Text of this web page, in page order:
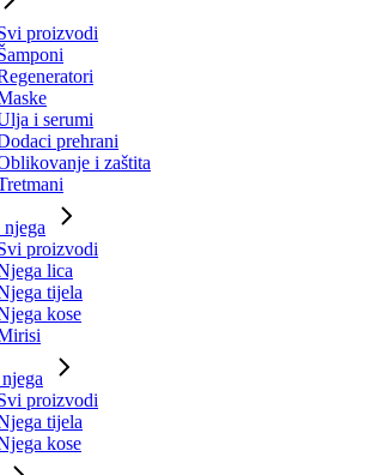
proizvodi
i serumi
prehrani
i zaštita
proizvodi
lica
tijela
kose
proizvodi
tijela
kose